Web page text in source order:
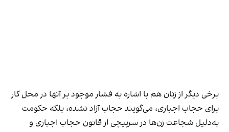
برخی دیگر از زنان هم با اشاره به فشار موجود بر آنها در محل کار
برای حجاب اجباری، می‌گویند حجاب آزاد نشده، بلکه حکومت
به‌دلیل شجاعت زن‌ها در سرپیچی از قانون حجاب اجباری و